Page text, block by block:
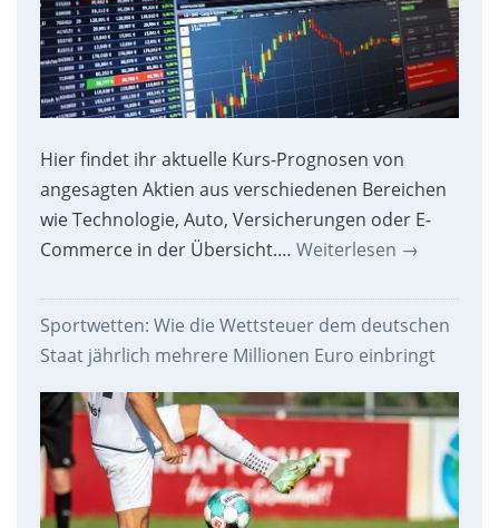
Hier findet ihr aktuelle Kurs-Prognosen von
angesagten Aktien aus verschiedenen Bereichen
wie Technologie, Auto, Versicherungen oder E-
Commerce in der Übersicht.… Weiterlesen →
Sportwetten: Wie die Wettsteuer dem deutschen
Staat jährlich mehrere Millionen Euro einbringt